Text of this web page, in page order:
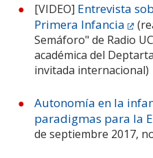
[VIDEO] Entrevista
Primera Infancia
Semáforo" de Radio
académica del
invitada internacional)
Autonomía en la
paradigmas para la
de septiembre 2017,